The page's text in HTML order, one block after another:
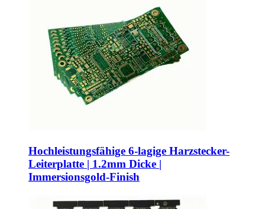
Hochleistungsfähige 6-lagige Harzstecker-
Leiterplatte | 1.2mm Dicke |
Immersionsgold-Finish